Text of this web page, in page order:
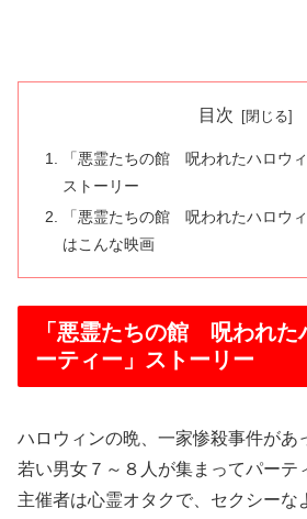
目次
「悪霊たちの館 呪われたハロウ
ストーリー
「悪霊たちの館 呪われたハロウ
はこんな映画
「悪霊たちの館 呪われた
ーティー」ストーリー
ハロウィンの晩、一家惨殺事件があ
若い男女７～８人が集まってパーテ
主催者は心霊オタクで、セクシーな